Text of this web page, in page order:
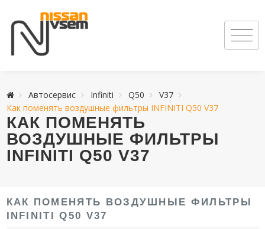
Автосервис Infiniti Q50
V37
Как поменять воздушные фильтры INFINITI Q50 V37
КАК ПОМЕНЯТЬ
ВОЗДУШНЫЕ ФИЛЬТРЫ
INFINITI Q50 V37
КАК ПОМЕНЯТЬ ВОЗДУШНЫЕ ФИЛЬТРЫ
INFINITI Q50 V37